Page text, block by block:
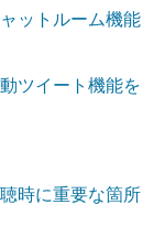
ットルーム機能
ツイート機能を
時に重要な箇所